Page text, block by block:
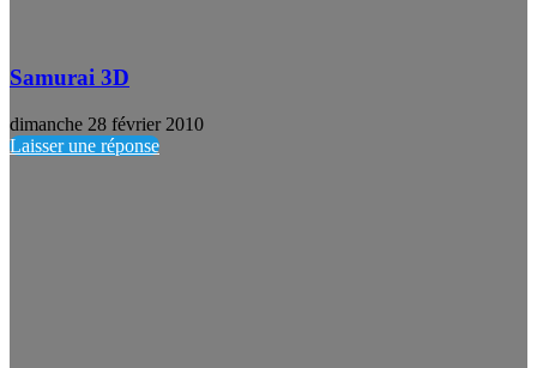
Samurai 3D
dimanche 28 février 2010
Laisser une réponse